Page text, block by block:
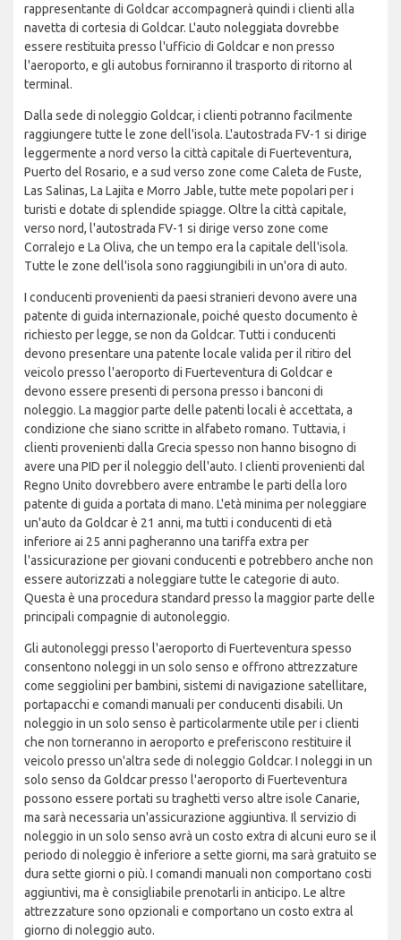
rappresentante di Goldcar accompagnerà quindi i clienti alla
navetta di cortesia di Goldcar. L'auto noleggiata dovrebbe
essere restituita presso l'ufficio di Goldcar e non presso
l'aeroporto, e gli autobus forniranno il trasporto di ritorno al
terminal.
Dalla sede di noleggio Goldcar, i clienti potranno facilmente
raggiungere tutte le zone dell'isola. L'autostrada FV-1 si dirige
leggermente a nord verso la città capitale di Fuerteventura,
Puerto del Rosario, e a sud verso zone come Caleta de Fuste,
Las Salinas, La Lajita e Morro Jable, tutte mete popolari per i
turisti e dotate di splendide spiagge. Oltre la città capitale,
verso nord, l'autostrada FV-1 si dirige verso zone come
Corralejo e La Oliva, che un tempo era la capitale dell'isola.
Tutte le zone dell'isola sono raggiungibili in un'ora di auto.
I conducenti provenienti da paesi stranieri devono avere una
patente di guida internazionale, poiché questo documento è
richiesto per legge, se non da Goldcar. Tutti i conducenti
devono presentare una patente locale valida per il ritiro del
veicolo presso l'aeroporto di Fuerteventura di Goldcar e
devono essere presenti di persona presso i banconi di
noleggio. La maggior parte delle patenti locali è accettata, a
condizione che siano scritte in alfabeto romano. Tuttavia, i
clienti provenienti dalla Grecia spesso non hanno bisogno di
avere una PID per il noleggio dell'auto. I clienti provenienti dal
Regno Unito dovrebbero avere entrambe le parti della loro
patente di guida a portata di mano. L'età minima per noleggiare
un'auto da Goldcar è 21 anni, ma tutti i conducenti di età
inferiore ai 25 anni pagheranno una tariffa extra per
l'assicurazione per giovani conducenti e potrebbero anche non
essere autorizzati a noleggiare tutte le categorie di auto.
Questa è una procedura standard presso la maggior parte delle
principali compagnie di autonoleggio.
Gli autonoleggi presso l'aeroporto di Fuerteventura spesso
consentono noleggi in un solo senso e offrono attrezzature
come seggiolini per bambini, sistemi di navigazione satellitare,
portapacchi e comandi manuali per conducenti disabili. Un
noleggio in un solo senso è particolarmente utile per i clienti
che non torneranno in aeroporto e preferiscono restituire il
veicolo presso un'altra sede di noleggio Goldcar. I noleggi in un
solo senso da Goldcar presso l'aeroporto di Fuerteventura
possono essere portati su traghetti verso altre isole Canarie,
ma sarà necessaria un'assicurazione aggiuntiva. Il servizio di
noleggio in un solo senso avrà un costo extra di alcuni euro se il
periodo di noleggio è inferiore a sette giorni, ma sarà gratuito se
dura sette giorni o più. I comandi manuali non comportano costi
aggiuntivi, ma è consigliabile prenotarli in anticipo. Le altre
attrezzature sono opzionali e comportano un costo extra al
giorno di noleggio auto.